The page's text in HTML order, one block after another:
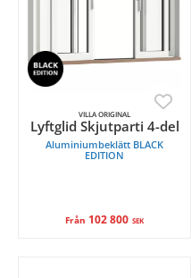
VILLA ORIGINAL
Lyftglid Skjutparti 4-del
Aluminiumbeklätt BLACK
EDITION
Från 102 800 SEK